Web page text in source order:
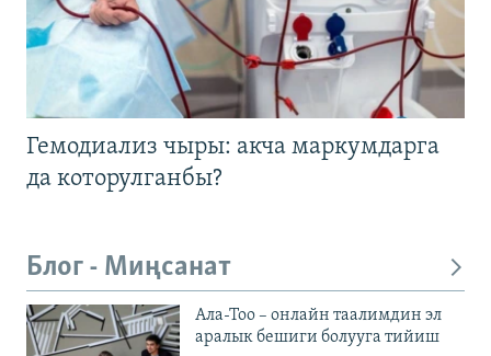
Гемодиализ чыры: акча маркумдарга
да которулганбы?
Блог - Миңсанат
Ала-Тоо – онлайн таалимдин эл
аралык бешиги болууга тийиш